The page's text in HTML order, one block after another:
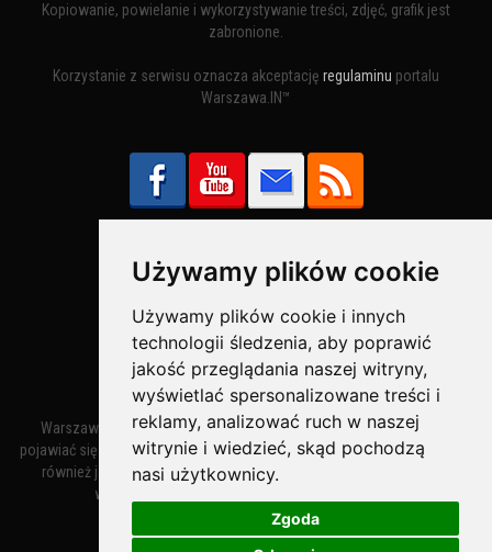
Używamy plików cookie
Używamy plików cookie i innych
technologii śledzenia, aby poprawić
jakość przeglądania naszej witryny,
wyświetlać spersonalizowane treści i
reklamy, analizować ruch w naszej
witrynie i wiedzieć, skąd pochodzą
nasi użytkownicy.
Zgoda
Kopiowanie, powielanie i wykorzystywanie treści, zdjęć, grafik jest
zabronione.
Korzystanie z serwisu oznacza akceptację regulaminu portalu
Warszawa.IN™
Bezpieczne Płatności obsługuje:
Warszawa – miasto stołeczne Warszawa. Nazwa miasta zaczęła
pojawiać się w dokumentach w XIV wieku jako Warszewa, a od XV wieku
również jako Warszowa. Zmiana nazwy na Warszawa w XV wieku
wynikała z mazowieckiej wymowy dialektycznej.